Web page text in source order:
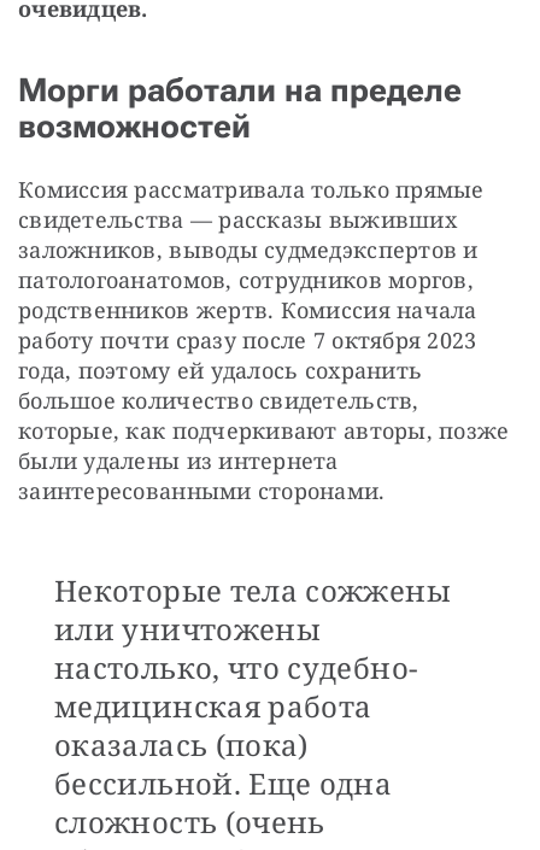
очевидцев.
Морги работали на пределе
возможностей
Комиссия рассматривала только прямые
свидетельства — рассказы выживших
заложников, выводы судмедэкспертов и
патологоанатомов, сотрудников моргов,
родственников жертв. Комиссия начала
работу почти сразу после 7 октября 2023
года, поэтому ей удалось сохранить
большое количество свидетельств,
которые, как подчеркивают авторы, позже
были удалены из интернета
заинтересованными сторонами.
Некоторые тела сожжены
или уничтожены
настолько, что судебно-
медицинская работа
оказалась (пока)
бессильной. Еще одна
сложность (очень